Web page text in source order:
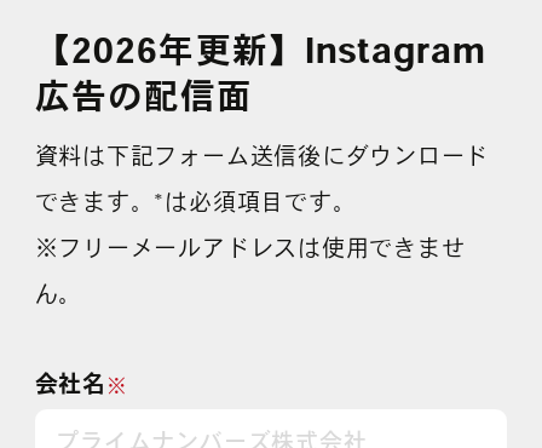
【2026年更新】Instagram
広告の配信面
資料は下記フォーム送信後にダウンロード
できます。*は必須項目です。
※フリーメールアドレスは使用できませ
ん。
※
会社名